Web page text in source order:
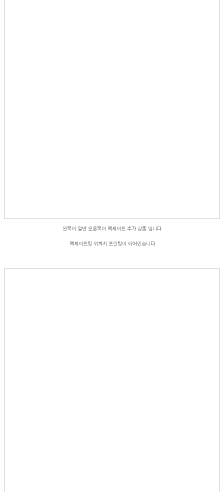
왼쪽이 일반 오른쪽이 맥세이프 추가 상품 입니다
맥세이프링 위까지 프린팅이 되어있습니다